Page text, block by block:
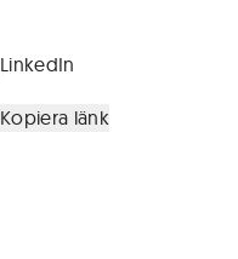
LinkedIn
Kopiera länk